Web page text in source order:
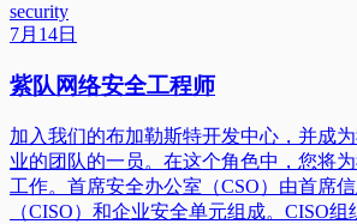
security
7月14日
紫队网络安全工程师
加入我们的布加勒斯特开发中心，并成
业的团队的一员。在这个角色中，您将
工作。首席安全办公室（CSO）由首席
（CISO）和企业安全单元组成。CISO